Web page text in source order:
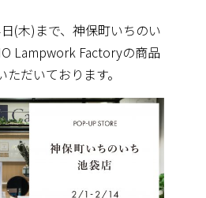
(木)まで、神保町いちのい
Lampwork Factoryの商品
だいております。